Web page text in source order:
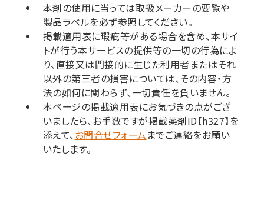
本剤の使用に当っては取扱メーカーの要覧や
製品ラベルを必ず参照してください。
掲載適用表に瑕疵等がある場合を含め、本サイ
トが行う本サービスの提供等の一切の行為によ
り、直接又は間接的に生じた利用者またはそれ
以外の第三者の損害については、その内容・方
法の如何に関わらず、一切責任を負いません。
本ページの掲載適用表にお気づきの点がござ
いましたら、お手数ですが掲載薬剤ID【h327】を
添えて、お問合せフォーム までご連絡をお願い
いたします。